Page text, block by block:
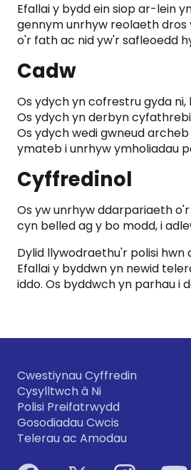
Efallai y bydd ein siop ar-lein
gennym unrhyw reolaeth
o'r fath ac nid yw'r safleoedd
Cadw
Os ydych yn cofrestru gyda
Os ydych yn derbyn
Os ydych wedi gwneud
ymateb i unrhyw ymholiadau
Cyffredinol
Os yw unrhyw ddarpariaeth
cyn belled ag y bo modd, i
Dylid llywodraethu'r polisi hwn
Efallai y byddwn yn newid
iddo. Os byddwch yn parhau i
Cwestiynau Cyffredin
Cysylltwch â Ni
Polisi Preifatrwydd
Gosodiadau Cwcis
Telerau ac Amodau